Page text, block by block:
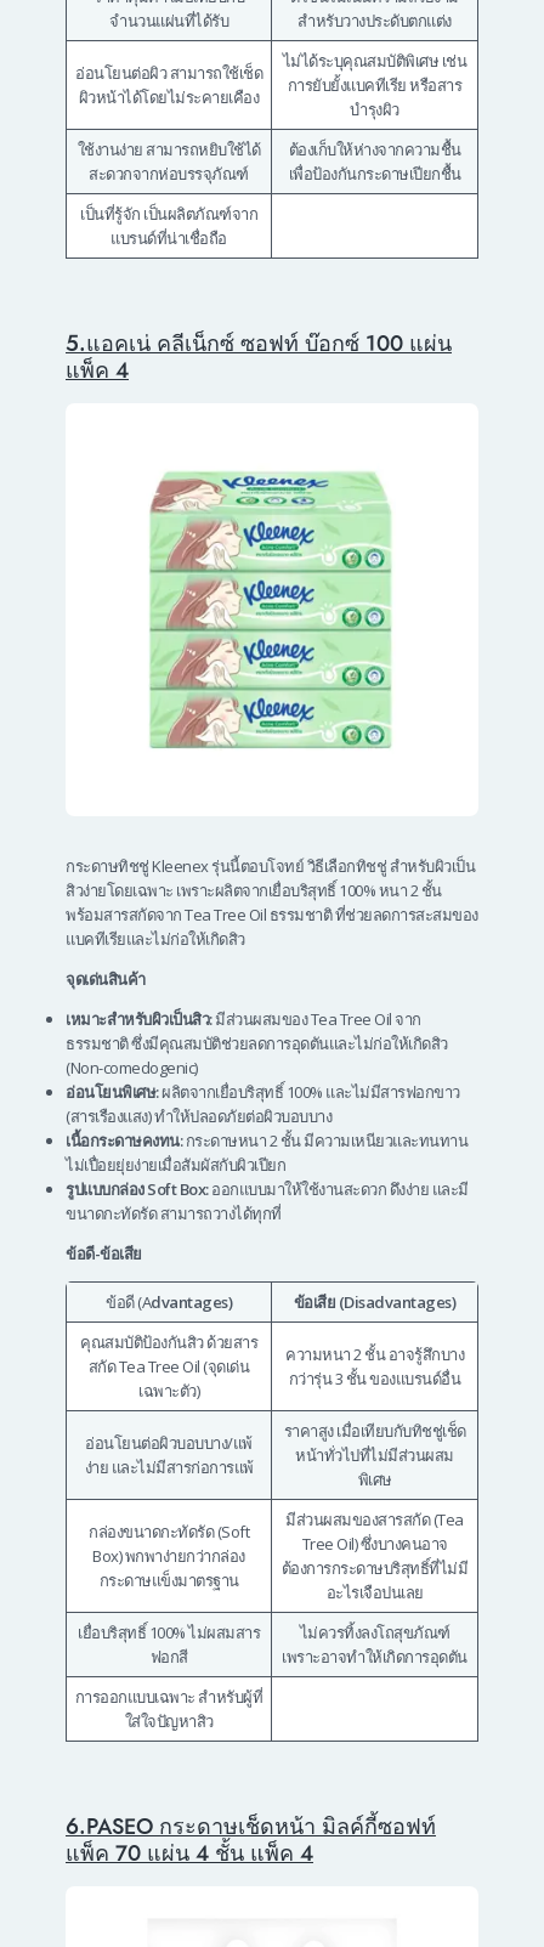
จำนวนแผ่นที่ได้รับ
สำหรับวางประดับตกแต่ง
อ่อนโยนต่อผิว สามารถใช้เช็ด
ผิวหน้าได้โดยไม่ระคายเคือง
ไม่ได้ระบุคุณสมบัติพิเศษ เช่น
การยับยั้งแบคทีเรีย หรือสาร
บำรุงผิว
ใช้งานง่าย สามารถหยิบใช้ได้
สะดวกจากห่อบรรจุภัณฑ์
ต้องเก็บให้ห่างจากความชื้น
เพื่อป้องกันกระดาษเปียกชื้น
เป็นที่รู้จัก เป็นผลิตภัณฑ์จาก
แบรนด์ที่น่าเชื่อถือ
5.แอคเน่ คลีเน็กซ์ ซอฟท์ บ๊อกซ์ 100 แผ่น
แพ็ค 4
กระดาษทิชชู่ Kleenex รุ่นนี้ตอบโจทย์ วิธีเลือกทิชชู่ สำหรับผิวเป็น
สิวง่ายโดยเฉพาะ เพราะผลิตจากเยื่อบริสุทธิ์ 100% หนา 2 ชั้น
พร้อมสารสกัดจาก Tea Tree Oil ธรรมชาติ ที่ช่วยลดการสะสมของ
แบคทีเรียและไม่ก่อให้เกิดสิว
จุดเด่นสินค้า
เหมาะสำหรับผิวเป็นสิว:มีส่วนผสมของ Tea Tree Oil จาก
ธรรมชาติ ซึ่งมีคุณสมบัติช่วยลดการอุดตันและไม่ก่อให้เกิดสิว
(Non-comedogenic)
อ่อนโยนพิเศษ:ผลิตจากเยื่อบริสุทธิ์ 100% และไม่มีสารฟอกขาว
(สารเรืองแสง) ทำให้ปลอดภัยต่อผิวบอบบาง
เนื้อกระดาษคงทน:กระดาษหนา 2 ชั้น มีความเหนียวและทนทาน
ไม่เปื่อยยุ่ยง่ายเมื่อสัมผัสกับผิวเปียก
รูปแบบกล่อง Soft Box:ออกแบบมาให้ใช้งานสะดวก ดึงง่าย และมี
ขนาดกะทัดรัด สามารถวางได้ทุกที่
ข้อดี-ข้อเสีย
ข้อดี (Advantages)
ข้อเสีย (Disadvantages)
คุณสมบัติป้องกันสิว ด้วยสาร
สกัด Tea Tree Oil (จุดเด่น
เฉพาะตัว)
ความหนา 2 ชั้น อาจรู้สึกบาง
กว่ารุ่น 3 ชั้น ของแบรนด์อื่น
อ่อนโยนต่อผิวบอบบาง/แพ้
ง่าย และไม่มีสารก่อการแพ้
ราคาสูง เมื่อเทียบกับทิชชู่เช็ด
หน้าทั่วไปที่ไม่มีส่วนผสม
พิเศษ
กล่องขนาดกะทัดรัด (Soft
Box) พกพาง่ายกว่ากล่อง
กระดาษแข็งมาตรฐาน
มีส่วนผสมของสารสกัด (Tea
Tree Oil) ซึ่งบางคนอาจ
ต้องการกระดาษบริสุทธิ์ที่ไม่มี
อะไรเจือปนเลย
เยื่อบริสุทธิ์ 100% ไม่ผสมสาร
ฟอกสี
ไม่ควรทิ้งลงโถสุขภัณฑ์
เพราะอาจทำให้เกิดการอุดตัน
การออกแบบเฉพาะ สำหรับผู้ที่
ใส่ใจปัญหาสิว
6.PASEO กระดาษเช็ดหน้า มิลค์กี้ซอฟท์
แพ็ค 70 แผ่น 4 ชั้น แพ็ค 4